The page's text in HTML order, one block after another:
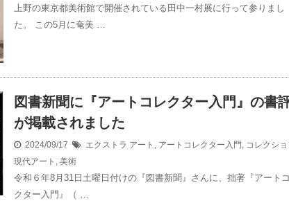
上野の東京都美術館で開催されている田中一村展に行って参りまし
た。 この5月に奄美 …
図書新聞に『アートコレクター入門』の書
が掲載されました
2024/09/17 エクストラ アート , アートコレクター入門 , コレクショ
現代アート , 美術
令和６年8月31日土曜日付けの『図書新聞』さんに、拙著『アート
クター入門』（ …